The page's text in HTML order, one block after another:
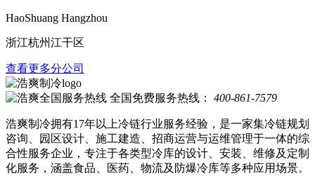
HaoShuang Hangzhou
浙江杭州江干区
查看更多分公司
全国免费服务热线： 400-861-7579
浩爽制冷拥有17年以上冷链行业服务经验，是一家集冷链规划
咨询、园区设计、施工建造、招商运营与运维管理于一体的综
合性服务企业，专注于各类型冷库的设计、安装、维修及定制
化服务，涵盖食品、医药、物流及防爆冷库等多种应用场景。